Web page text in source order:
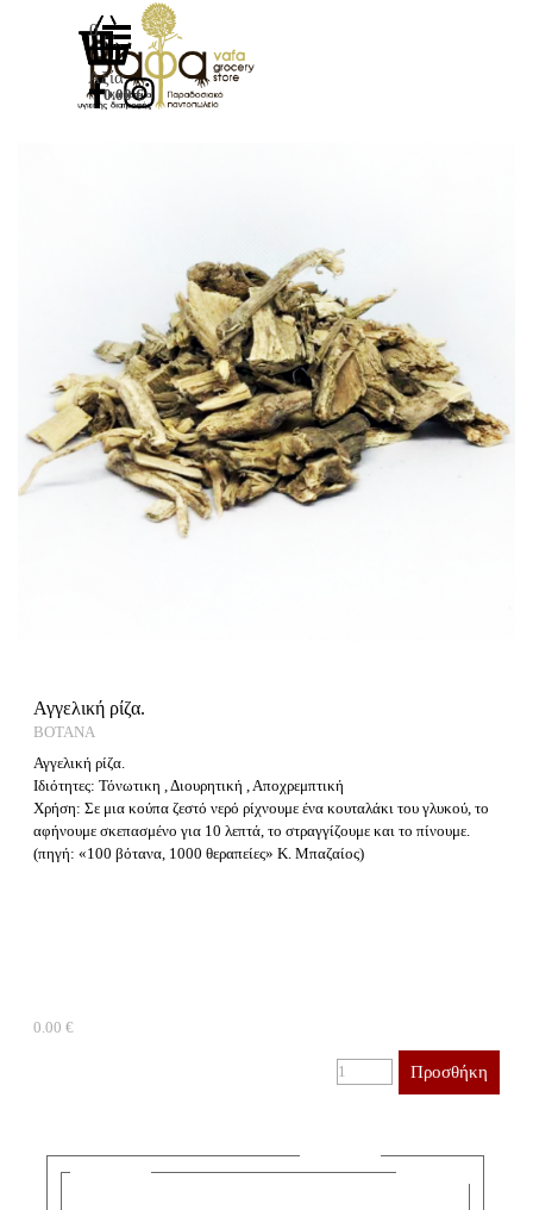
Μετάβαση στο περιεχόμενο
0
Αξία
0.00 €
Παράλειψη μενού
Αγγελική ρίζα.
ΒΟΤΑΝΑ
Αγγελική ρίζα.
Ιδιότητες: Τόνωτικη , Διουρητική , Αποχρεμπτική
Χρήση: Σε μια κούπα ζεστό νερό ρίχνουμε ένα κουταλάκι του γλυκού, το
αφήνουμε σκεπασμένο για 10 λεπτά, το στραγγίζουμε και το πίνουμε.
(πηγή: «100 βότανα, 1000 θεραπείες» Κ. Μπαζαίος)
0.00 €
Προσθήκη